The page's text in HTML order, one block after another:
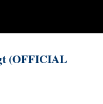
(OFFICIAL